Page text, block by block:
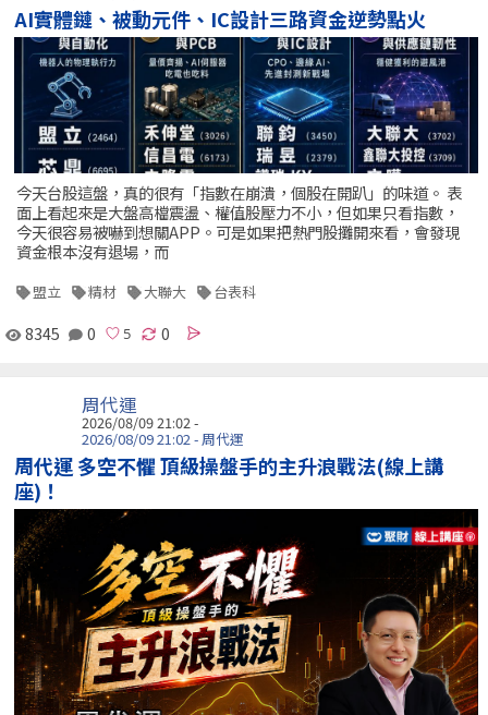
AI實體鏈、被動元件、IC設計三路資金逆勢點火
今天台股這盤，真的很有「指數在崩潰，個股在開趴」的味道。 表
面上看起來是大盤高檔震盪、權值股壓力不小，但如果只看指數，
今天很容易被嚇到想關APP。可是如果把熱門股攤開來看，會發現
資金根本沒有退場，而
盟立 精材 大聯大 台表科
8345 0 0
周代運
2026/08/09 21:02 -
2026/08/09 21:02 - 周代運
周代運 多空不懼 頂級操盤手的主升浪戰法(線上講
座)！